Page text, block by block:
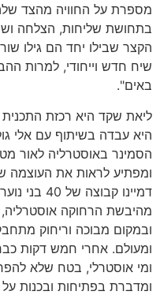
מספרת על החוויה מהצד
בתחושת שליחות, הצלחה
הקצר שבילו יחד הם גילו
שיח חדש וייחודי, למרות
באים".
ליאת שקד היא רכזת התכנית
היא עבדה בשיתוף עם אלי
הסמינר באוסטרליה לאור
ומפתיע לראות את העוצמה
דמיינו
מהיבשת הרחוקה
ובמקום מבוכה וריחוק
ומעולם. אחרי חמש דקות
ומי אוסטרלי, בטח שלא
ומדברת בפתיחות ובכנות